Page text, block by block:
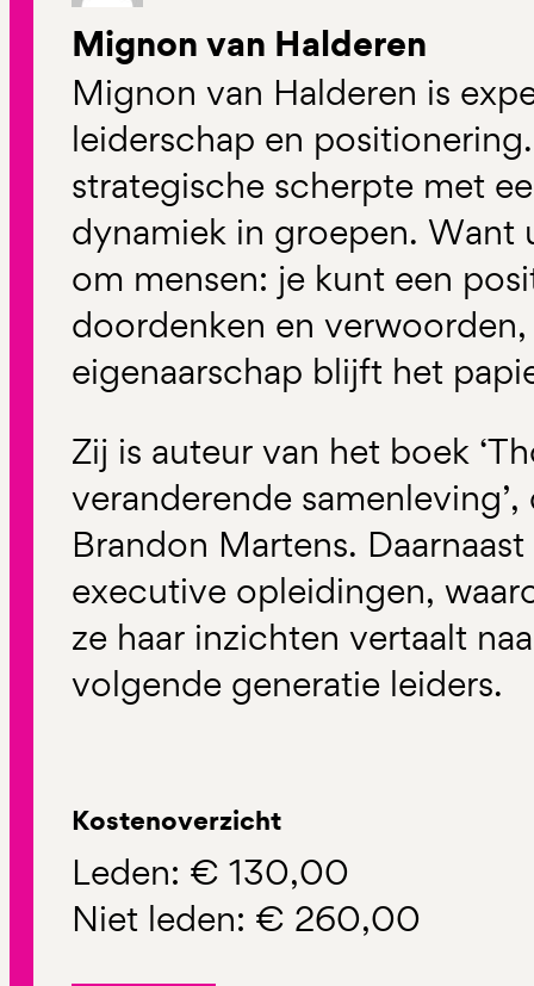
Mignon van Halderen
Mignon van Halderen is
leiderschap en
strategische scherpte met
dynamiek in groepen. Want
om mensen: je kunt een
doordenken en
eigenaarschap blijft het
Zij is auteur van het boek
veranderende
Brandon Martens.
executive opleidingen,
ze haar inzichten vertaalt
volgende generatie leiders.
Kostenoverzicht
Leden: € 130,00
Niet leden: € 260,00